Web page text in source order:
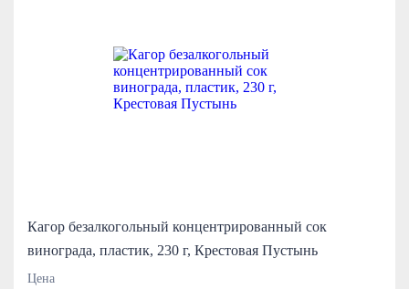
Кагор безалкогольный концентрированный сок
винограда, пластик, 230 г, Крестовая Пустынь
Цена